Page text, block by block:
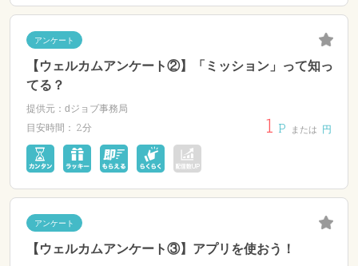
アンケート
【ウェルカムアンケート②】「ミッション」って知っ
てる？
提供元：dジョブ事務局
目安時間： 2分 1 P または 円
アンケート
【ウェルカムアンケート③】アプリを使おう！